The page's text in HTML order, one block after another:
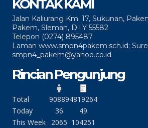
KONTAK KAMI
Jalan Kaliurang Km. 17, Sukunan,
Pakem, Sleman, D.I.Y 55582
Telepon (0274) 895487
Laman www.smpn4pakem.sch.id;
smpn4_pakem@yahoo.co.id
Rincian Pengunjung
Total 908894819264
Today
36
49
This Week
2065 104251